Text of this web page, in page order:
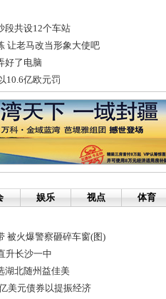
段共设12个车站
让老马改当形象大使吧
好了电脑
10.6亿欧元罚
娱乐 视点 体育
被火爆警察砸碎车窗(图)
升长沙一中
湖北随州益佳美
美元债券以提振经济